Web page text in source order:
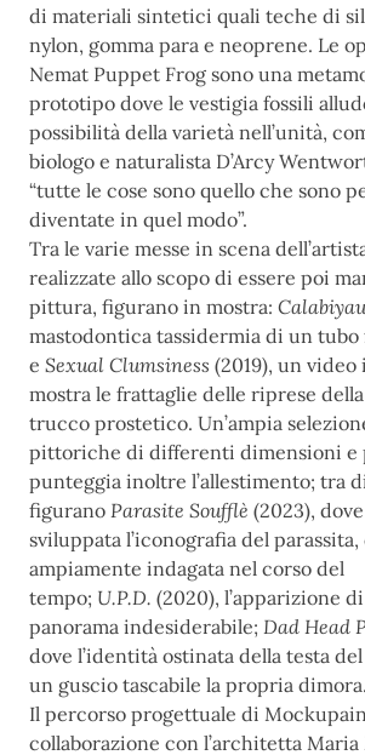
di materiali sintetici quali teche di
nylon, gomma para e neoprene. Le
Nemat Puppet Frog sono una
prototipo dove le vestigia fossili
possibilità della varietà nell’unità,
biologo e naturalista D’Arcy
“tutte le cose sono quello che sono
diventate in quel modo”.
Tra le varie messe in scena
realizzate allo scopo di essere poi
pittura, figurano in mostra:
mastodontica tassidermia di un tubo
e Sexual Clumsiness (2019), un video
mostra le frattaglie delle riprese
trucco prostetico. Un’ampia
pittoriche di differenti dimensioni e
punteggia inoltre l’allestimento; tra
figurano Parasite Soufflè (2023),
sviluppata l’iconografia del
ampiamente indagata nel corso del
tempo; U.P.D. (2020), l’apparizione
panorama indesiderabile; Dad Head
dove l’identità ostinata della testa
un guscio tascabile la propria dimora.
Il percorso progettuale di
collaborazione con l’architetta